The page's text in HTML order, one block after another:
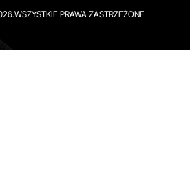
PRAWA ZASTRZEŻONE